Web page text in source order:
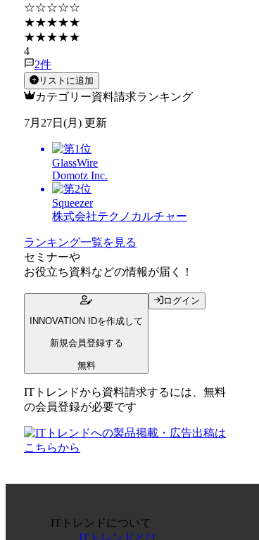
☆☆☆☆☆
★★★★★
★★★★★
4
2件
リストに追加
カテゴリー資料請求ランキング
7月27日(月) 更新
GlassWire
Domotz Inc.
Squeezer
株式会社テクノカルチャー
ランキング一覧を見る
セミナーや
お役立ち資料などの情報が届く！
INNOVATION IDを作成して
新規会員登録する
無料
ログイン
ITトレンドから資料請求するには、無料
の会員登録が必要です
ITトレンドについて
ITトレンドとは